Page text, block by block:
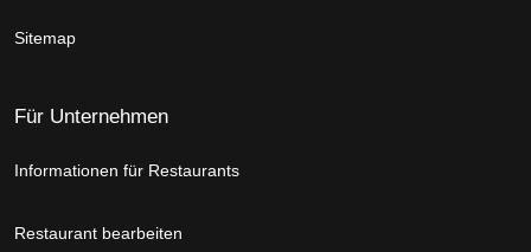
Sitemap
Für Unternehmen
Informationen für Restaurants
Restaurant bearbeiten